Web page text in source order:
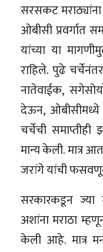
सरसकट मराठ्यांना
ओबीसी प्रवर्गात
यांच्या या
राहिले. पुढे
नातेवाईक,
देऊन, ओबीसीमध्ये
चर्चेची
मान्य केली. मात्र
जरांगे यांची
सरकारकडून ज्या
अशांना मराठा
केली आहे. मात्र